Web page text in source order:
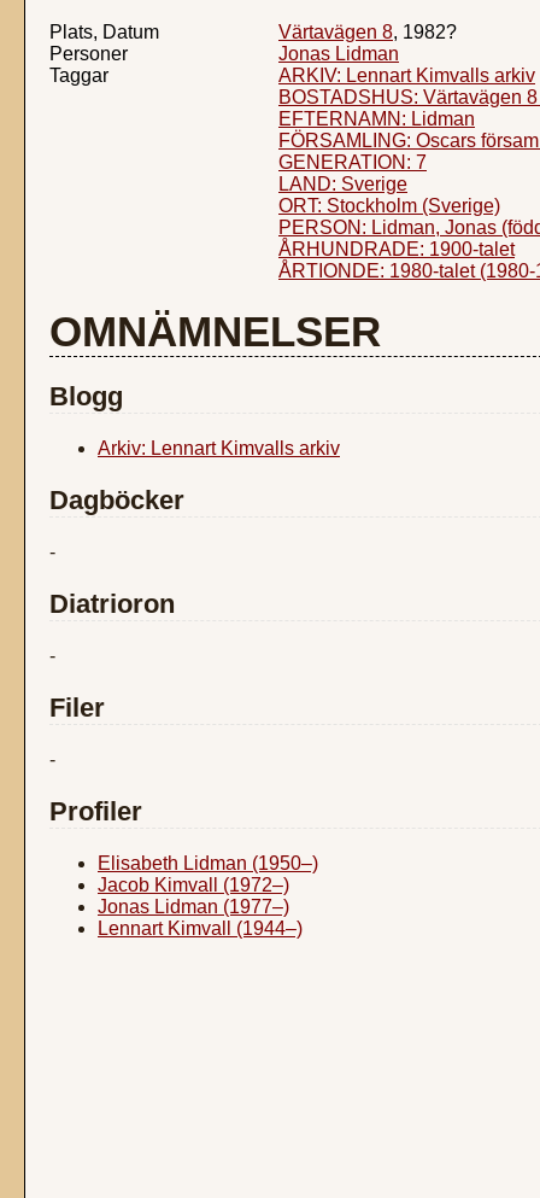
Plats, Datum Värtavägen 8, 1982?
Personer
Jonas Lidman
Taggar
ARKIV: Lennart Kimvalls arkiv
BOSTADSHUS: Värtavägen
EFTERNAMN: Lidman
FÖRSAMLING: Oscars
GENERATION: 7
LAND: Sverige
ORT: Stockholm (Sverige)
PERSON: Lidman, Jonas
ÅRHUNDRADE: 1900-talet
ÅRTIONDE: 1980-talet (1980-
OMNÄMNELSER
Blogg
Arkiv: Lennart Kimvalls arkiv
Dagböcker
-
Diatrioron
-
Filer
-
Profiler
Elisabeth Lidman (1950–)
Jacob Kimvall (1972–)
Jonas Lidman (1977–)
Lennart Kimvall (1944–)